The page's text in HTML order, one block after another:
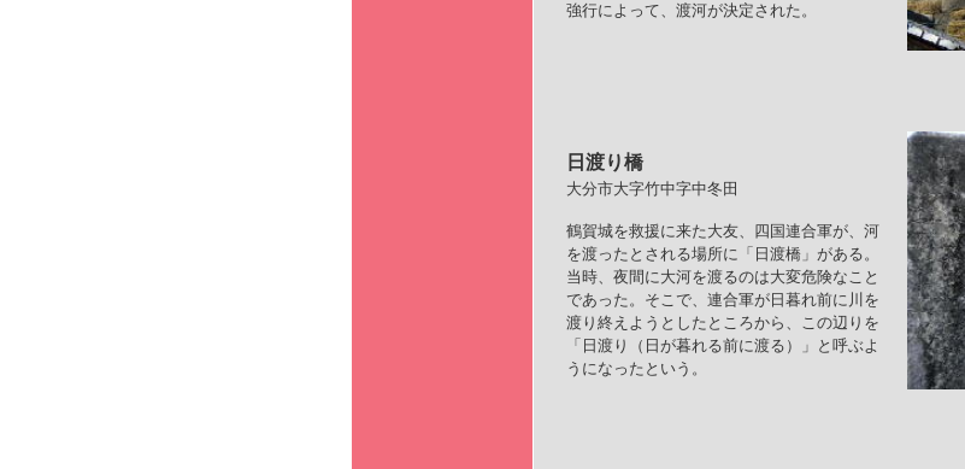
強行によって、渡河が決定された。
日渡り橋
大分市大字竹中字中冬田
鶴賀城を救援に来た大友、四国連合軍が、河
を渡ったとされる場所に「日渡橋」がある。
当時、夜間に大河を渡るのは大変危険なこと
であった。そこで、連合軍が日暮れ前に川を
渡り終えようとしたところから、この辺りを
「日渡り（日が暮れる前に渡る）」と呼ぶよ
うになったという。